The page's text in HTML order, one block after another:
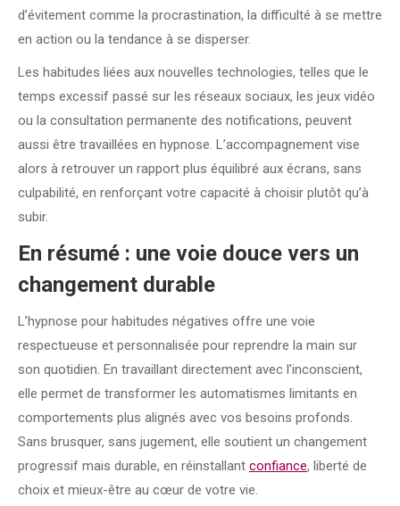
d’évitement comme la procrastination, la difficulté à se mettre
en action ou la tendance à se disperser.
Les habitudes liées aux nouvelles technologies, telles que le
temps excessif passé sur les réseaux sociaux, les jeux vidéo
ou la consultation permanente des notifications, peuvent
aussi être travaillées en hypnose. L’accompagnement vise
alors à retrouver un rapport plus équilibré aux écrans, sans
culpabilité, en renforçant votre capacité à choisir plutôt qu’à
subir.
En résumé : une voie douce vers un
changement durable
L’hypnose pour habitudes négatives offre une voie
respectueuse et personnalisée pour reprendre la main sur
son quotidien. En travaillant directement avec l’inconscient,
elle permet de transformer les automatismes limitants en
comportements plus alignés avec vos besoins profonds.
Sans brusquer, sans jugement, elle soutient un changement
progressif mais durable, en réinstallant confiance, liberté de
choix et mieux-être au cœur de votre vie.